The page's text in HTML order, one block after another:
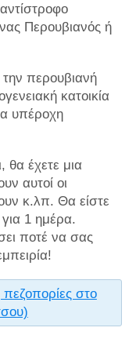
Περουβιανός ή
περουβιανή
κατοικία
υπέροχη
θα έχετε μια
αυτοί οι
κ.λπ. Θα είστε
για 1 ημέρα.
ποτέ να σας
στο